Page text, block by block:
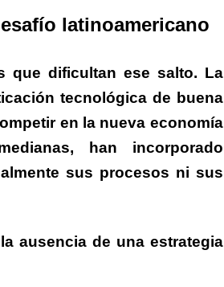
latinoamericano
que dificultan ese salto. La
tecnológica de buena
en la nueva economía
han incorporado
sus procesos ni sus
ausencia de una estrategia